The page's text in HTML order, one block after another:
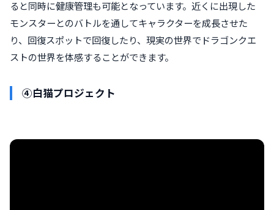
ると同時に健康管理も可能となっています。近くに出現した
モンスターとのバトルを通してキャラクターを成長させた
り、回復スポットで回復したり、現実の世界でドラゴンクエ
ストの世界を体感することができます。
④白猫プロジェクト